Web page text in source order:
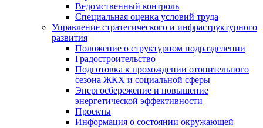
Ведомственный контроль
Специальная оценка условий труда
Управление стратегического и инфраструктурного
развития
Положение о структурном подразделении
Градостроительство
Подготовка к прохождении отопительного
сезона ЖКХ и социальной сферы
Энергосбережение и повышение
энергетической эффективности
Проекты
Информация о состоянии окружающей